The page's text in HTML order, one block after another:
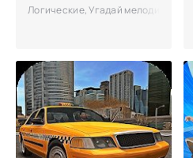
Логические, Угадай мелодию –